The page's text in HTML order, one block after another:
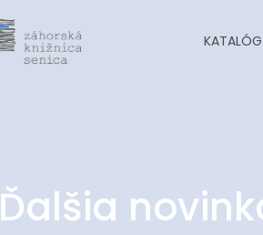
Ďalšia